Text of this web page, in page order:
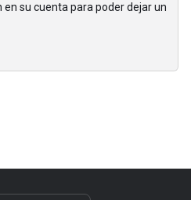
en su cuenta para poder dejar un